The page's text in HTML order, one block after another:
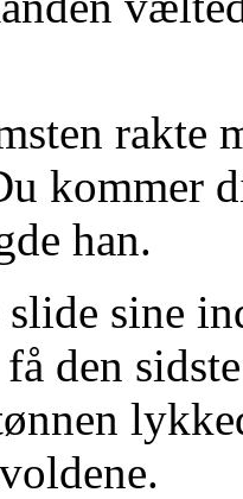
rakte
kommer
han.
sine
den